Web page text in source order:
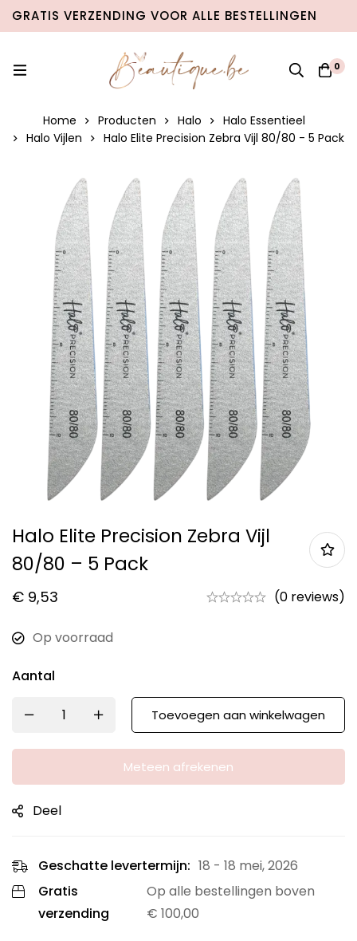
GRATIS VERZENDING VOOR ALLE BESTELLINGEN
VANAF €100 IN BELGIË & €120 NAAR NEDERLAND!
0
Home Producten Halo
Halo Essentieel
Halo Vijlen
Halo Elite Precision Zebra Vijl 80/80 - 5 Pack
Halo Elite Precision Zebra Vijl
80/80 – 5 Pack
€ 9,53 (0 reviews)
Op voorraad
Aantal
Toevoegen aan winkelwagen
Meteen afrekenen
Deel
Geschatte levertermijn: 18 - 18 mei, 2026
Gratis
verzending
Op alle bestellingen boven
€ 100,00